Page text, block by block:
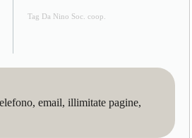
Tag Da Nino Soc. coop.
email, illimitate pagine,